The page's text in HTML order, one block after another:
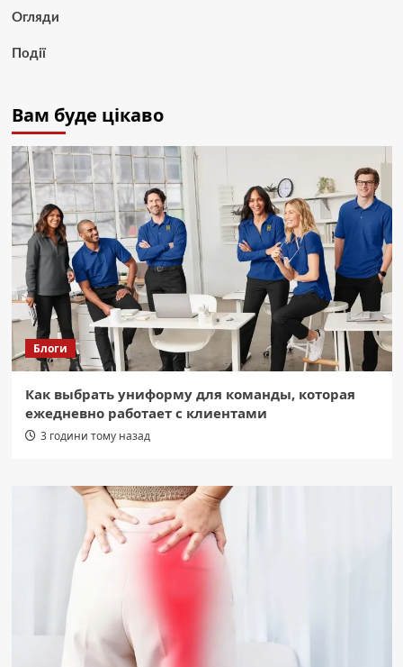
Огляди
Події
Вам буде цікаво
Блоги
Как выбрать униформу для команды, которая
ежедневно работает с клиентами
3 години тому назад